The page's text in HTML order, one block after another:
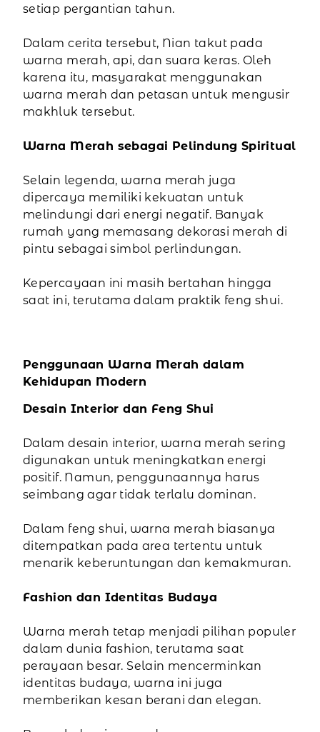
setiap pergantian tahun.
Dalam cerita tersebut, Nian takut pada
warna merah, api, dan suara keras. Oleh
karena itu, masyarakat menggunakan
warna merah dan petasan untuk mengusir
makhluk tersebut.
Warna Merah sebagai Pelindung Spiritual
Selain legenda, warna merah juga
dipercaya memiliki kekuatan untuk
melindungi dari energi negatif. Banyak
rumah yang memasang dekorasi merah di
pintu sebagai simbol perlindungan.
Kepercayaan ini masih bertahan hingga
saat ini, terutama dalam praktik feng shui.
Penggunaan Warna Merah dalam
Kehidupan Modern
Desain Interior dan Feng Shui
Dalam desain interior, warna merah sering
digunakan untuk meningkatkan energi
positif. Namun, penggunaannya harus
seimbang agar tidak terlalu dominan.
Dalam feng shui, warna merah biasanya
ditempatkan pada area tertentu untuk
menarik keberuntungan dan kemakmuran.
Fashion dan Identitas Budaya
Warna merah tetap menjadi pilihan populer
dalam dunia fashion, terutama saat
perayaan besar. Selain mencerminkan
identitas budaya, warna ini juga
memberikan kesan berani dan elegan.